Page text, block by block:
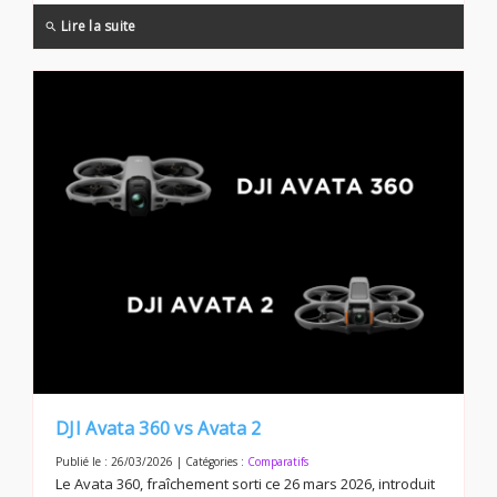
search Lire la suite
DJI Avata 360 vs Avata 2
Publié le : 26/03/2026 | Catégories : Comparatifs
Le Avata 360, fraîchement sorti ce 26 mars 2026, introduit